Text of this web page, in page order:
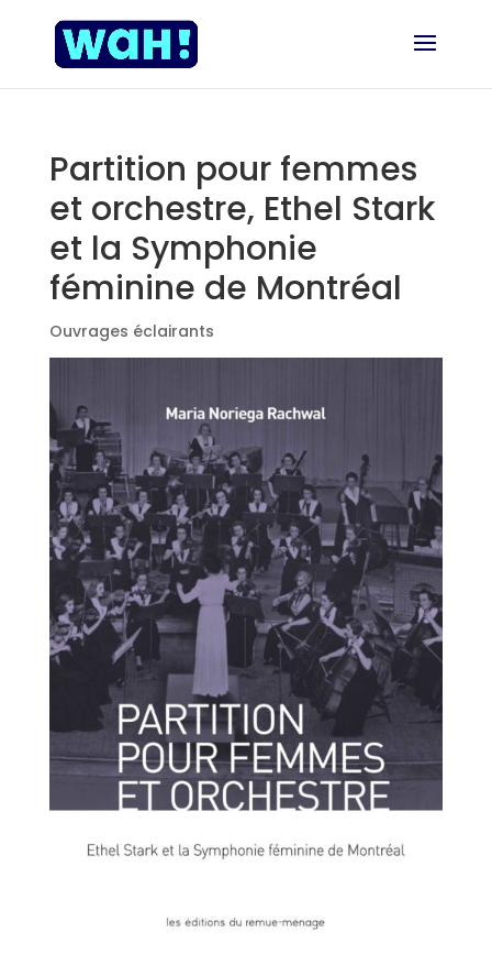
Partition pour femmes
et orchestre, Ethel Stark
et la Symphonie
féminine de Montréal
Ouvrages éclairants